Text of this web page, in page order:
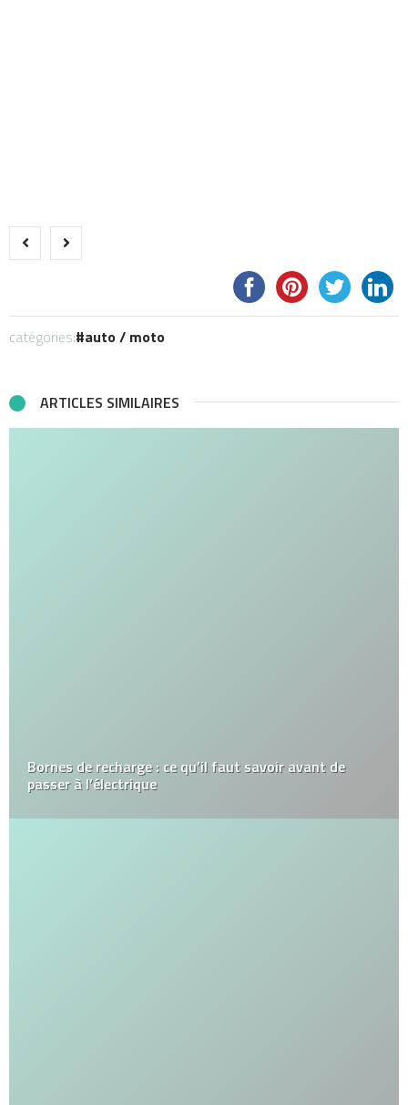
catégories: auto / moto
ARTICLES SIMILAIRES
Bornes de recharge : ce qu’il faut savoir avant de
passer à l’électrique